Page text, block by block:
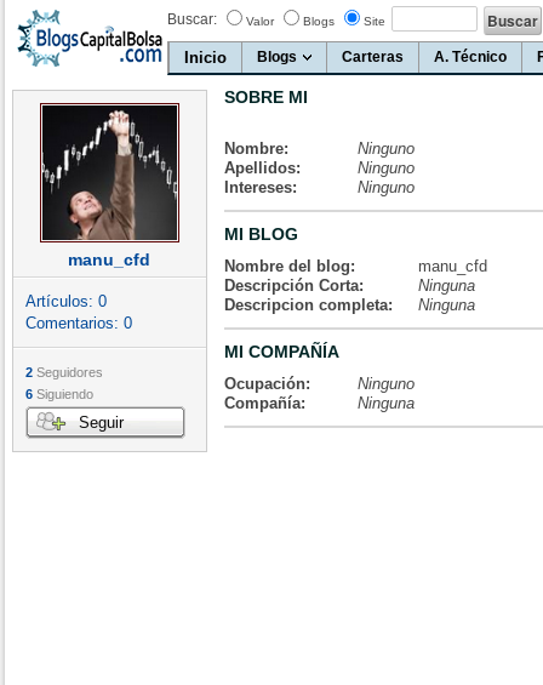
Buscar: Valor Blogs Site
Inicio Blogs Carteras A. Técnico
manu_cfd
Artículos: 0
Comentarios: 0
2 Seguidores
6 Siguiendo
Seguir
SOBRE MI
Nombre:
Ninguno
Apellidos:
Ninguno
Intereses:
Ninguno
MI BLOG
Nombre del blog:
manu_cfd
Descripción Corta:
Ninguna
Descripcion completa:
Ninguna
MI COMPAÑÍA
Ocupación:
Ninguno
Compañía:
Ninguna